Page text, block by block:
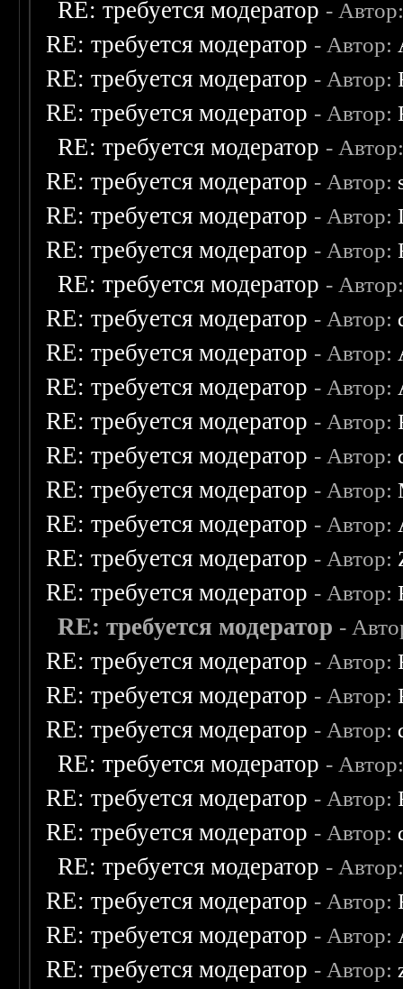
RE: требуется модератор -
RE: требуется модератор - Автор:
RE: требуется модератор - Автор:
RE: требуется модератор - Автор:
RE: требуется модератор -
RE: требуется модератор - Автор:
RE: требуется модератор - Автор:
RE: требуется модератор - Автор:
RE: требуется модератор -
RE: требуется модератор - Автор:
RE: требуется модератор - Автор:
RE: требуется модератор - Автор:
RE: требуется модератор - Автор:
RE: требуется модератор - Автор:
RE: требуется модератор - Автор:
RE: требуется модератор - Автор:
RE: требуется модератор - Автор:
RE: требуется модератор - Автор:
RE: требуется модератор -
RE: требуется модератор - Автор:
RE: требуется модератор - Автор:
RE: требуется модератор - Автор:
RE: требуется модератор -
RE: требуется модератор - Автор:
RE: требуется модератор - Автор:
RE: требуется модератор -
RE: требуется модератор - Автор:
RE: требуется модератор - Автор:
RE: требуется модератор - Автор: